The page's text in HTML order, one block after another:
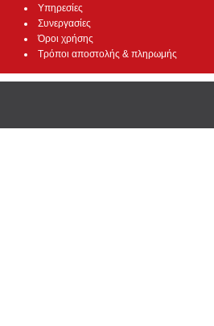
Υπηρεσίες
Συνεργασίες
Όροι χρήσης
Τρόποι αποστολής & πληρωμής